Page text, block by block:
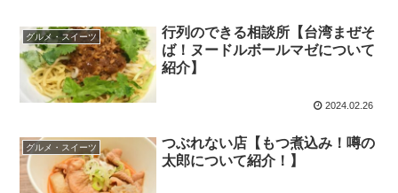
グルメ・スイーツ
行列のできる相談所【台湾まぜそ
ば！ヌードルボールマゼについて
紹介】
2024.02.26
グルメ・スイーツ
つぶれない店【もつ煮込み！噂の
太郎について紹介！】